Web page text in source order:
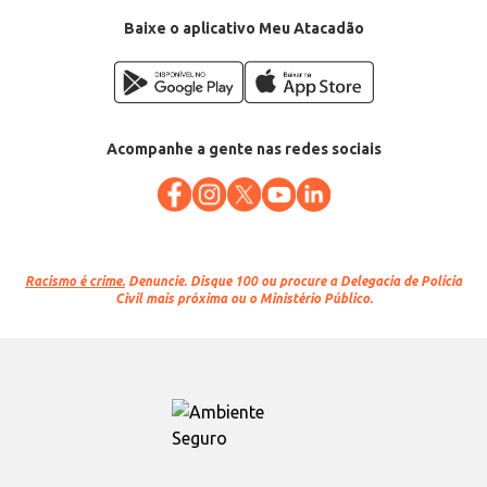
Baixe o aplicativo Meu Atacadão
Acompanhe a gente nas redes sociais
Racismo é crime. Denuncie. Disque 100 ou procure a Delegacia de Polícia
Civil mais próxima ou o Ministério Público.